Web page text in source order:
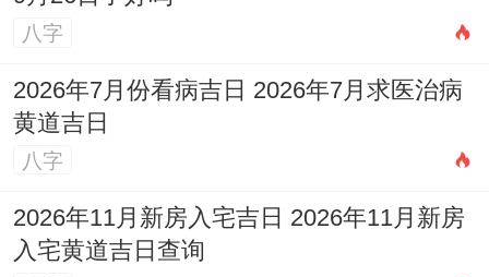
时可以选择这些时段进行动土。
动土吉日的深层含义
从更深层次来看动土吉日的选择显示了我国
人「天人合一」的哲学思想.认为人类的活动
应当与自然规律相协调;顺应天时地利，才能
获得最佳的效果...
八字
2026年7月份看病吉日 2026年7月求医治病
黄道吉日
八字
2026年11月新房入宅吉日 2026年11月新房
入宅黄道吉日查询